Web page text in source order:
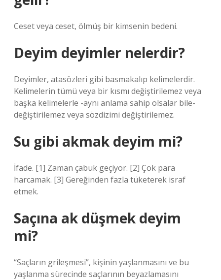
Ceset veya ceset, ölmüş bir kimsenin bedeni.
Deyim deyimler nelerdir?
Deyimler, atasözleri gibi basmakalıp kelimelerdir.
Kelimelerin tümü veya bir kısmı değiştirilemez veya
başka kelimelerle -aynı anlama sahip olsalar bile-
değiştirilemez veya sözdizimi değiştirilemez.
Su gibi akmak deyim mi?
İfade. [1] Zaman çabuk geçiyor. [2] Çok para
harcamak. [3] Gereğinden fazla tüketerek israf
etmek.
Saçına ak düşmek deyim
mi?
“Saçların grileşmesi”, kişinin yaşlanmasını ve bu
yaşlanma sürecinde saçlarının beyazlamasını